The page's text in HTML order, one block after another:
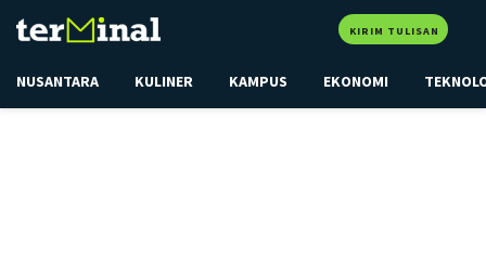
KIRIM TULISAN
NUSANTARA KULINER KAMPUS EKONOMI